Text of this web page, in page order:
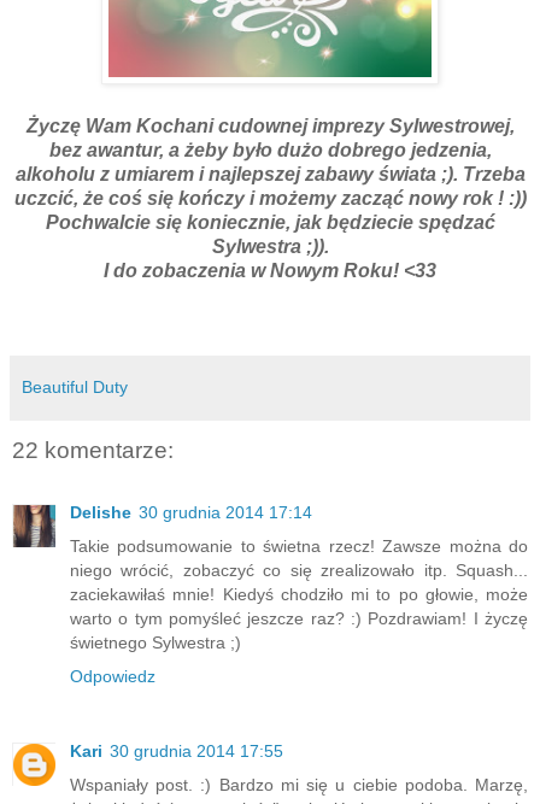
Życzę Wam Kochani cudownej imprezy Sylwestrowej,
bez awantur, a żeby było dużo dobrego jedzenia,
alkoholu z umiarem i najlepszej zabawy świata ;). Trzeba
uczcić, że coś się kończy i możemy zacząć nowy rok ! :))
Pochwalcie się koniecznie, jak będziecie spędzać
Sylwestra ;)).
I do zobaczenia w Nowym Roku! <33
Beautiful Duty
22 komentarze:
Delishe 30 grudnia 2014 17:14
Takie podsumowanie to świetna rzecz! Zawsze można do
niego wrócić, zobaczyć co się zrealizowało itp. Squash...
zaciekawiłaś mnie! Kiedyś chodziło mi to po głowie, może
warto o tym pomyśleć jeszcze raz? :) Pozdrawiam! I życzę
świetnego Sylwestra ;)
Odpowiedz
Kari 30 grudnia 2014 17:55
Wspaniały post. :) Bardzo mi się u ciebie podoba. Marzę,